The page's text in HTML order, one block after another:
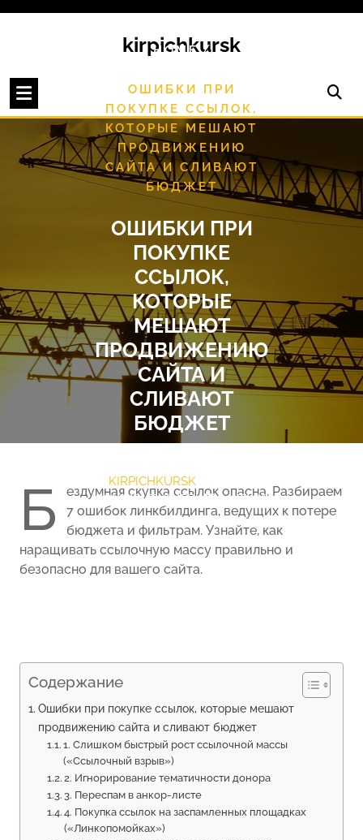
kirpichkursk
HOME/
ОШИБКИ ПРИ
ПОКУПКЕ ССЫЛОК,
КОТОРЫЕ МЕШАЮТ
ПРОДВИЖЕНИЮ
САЙТА И СЛИВАЮТ
БЮДЖЕТ
ОШИБКИ ПРИ
ПОКУПКЕ
ССЫЛОК,
КОТОРЫЕ
МЕШАЮТ
ПРОДВИЖЕНИЮ
САЙТА И
СЛИВАЮТ
БЮДЖЕТ
KIRPICHKURSK
КОММЕНТАРИЕВ
0 TAGS
Б
ездумная скупка ссылок опасна. Разбираем
7 ошибок линкбилдинга, ведущих к потере
бюджета и фильтрам. Узнайте, как
наращивать ссылочную массу правильно и
безопасно для вашего сайта.
Содержание
Ошибки при покупке ссылок, которые мешают
продвижению сайта и сливают бюджет
1. Слишком быстрый рост ссылочной массы
(«Ссылочный взрыв»)
2. Игнорирование тематичности донора
3. Переспам в анкор-листе
4. Покупка ссылок на заспамленных площадках
(«Линкопомойках»)